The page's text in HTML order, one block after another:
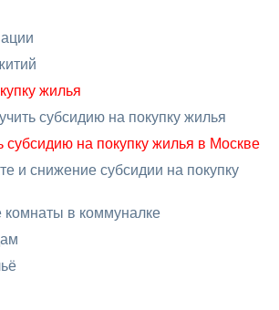
жилья
субсидию на покупку жилья
субсидию на покупку жилья в Москве
и снижение субсидии на покупку
комнаты в коммуналке